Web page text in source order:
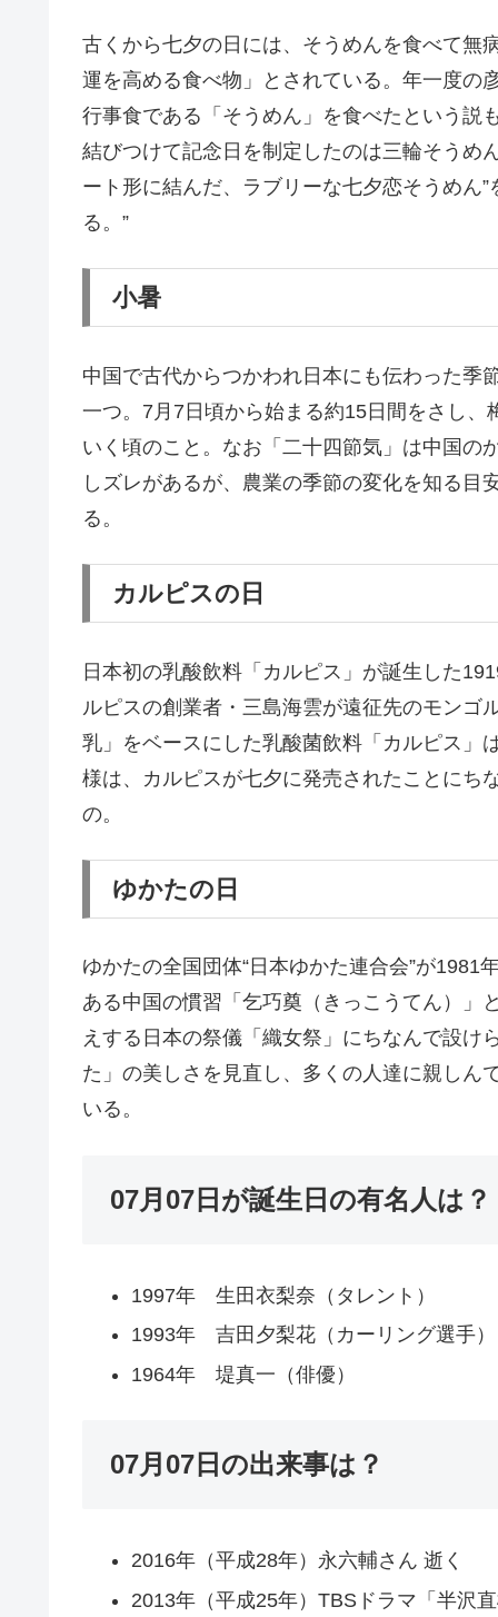
古くから七夕の日には、そうめんを食べて無
運を高める食べ物」とされている。年一度の
行事食である「そうめん」を食べたという説
結びつけて記念日を制定したのは三輪そうめ
ート形に結んだ、ラブリーな七夕恋そうめん
る。”
小暑
中国で古代からつかわれ日本にも伝わった季
一つ。7月7日頃から始まる約15日間をさし
いく頃のこと。なお「二十四節気」は中国の
しズレがあるが、農業の季節の変化を知る目
る。
カルピスの日
日本初の乳酸飲料「カルピス」が誕生した
ルピスの創業者・三島海雲が遠征先のモンゴ
乳」をベースにした乳酸菌飲料「カルピス」
様は、カルピスが七夕に発売されたことにち
の。
ゆかたの日
ゆかたの全国団体“日本ゆかた連合会”が
ある中国の慣習「乞巧奠（きっこうてん）」
えする日本の祭儀「織女祭」にちなんで設け
た」の美しさを見直し、多くの人達に親しん
いる。
07月07日が誕生日の有名人は？
1997年 生田衣梨奈（タレント）
1993年 吉田夕梨花（カーリング選手）
1964年 堤真一（俳優）
07月07日の出来事は？
2016年（平成28年）永六輔さん 逝く
2013年（平成25年）TBSドラマ「半沢